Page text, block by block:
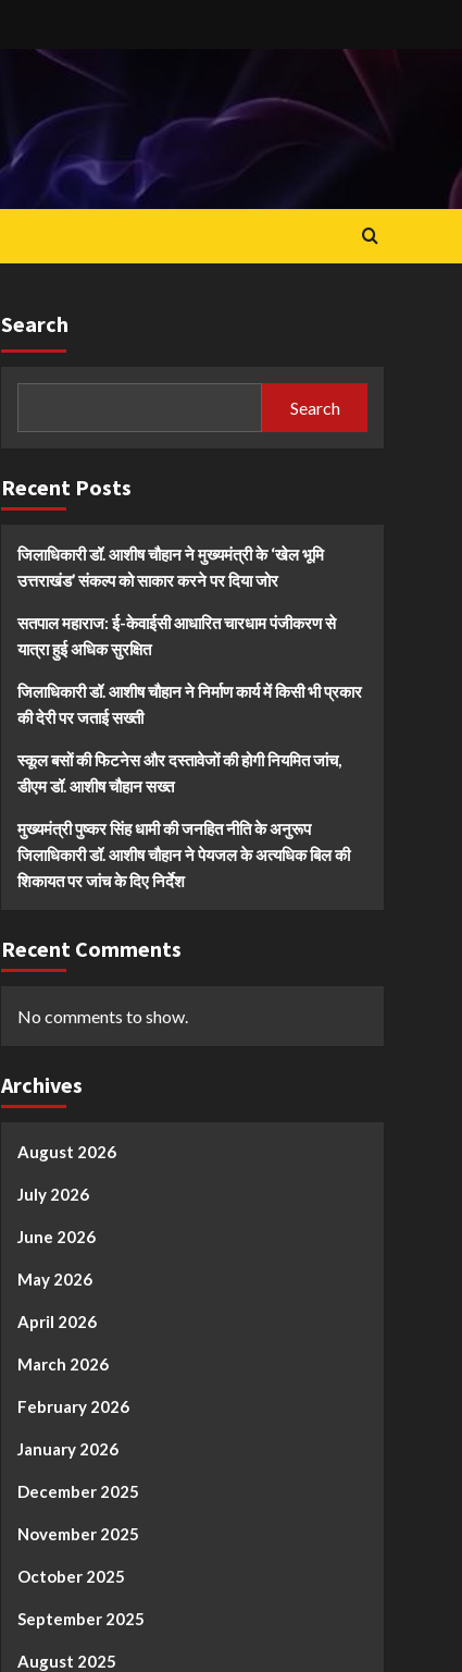
Search
Search
Recent Posts
जिलाधिकारी डॉ. आशीष चौहान ने मुख्यमंत्री के ‘खेल भूमि
उत्तराखंड’ संकल्प को साकार करने पर दिया जोर
सतपाल महाराज: ई-केवाईसी आधारित चारधाम पंजीकरण से
यात्रा हुई अधिक सुरक्षित
जिलाधिकारी डॉ. आशीष चौहान ने निर्माण कार्य में किसी भी प्रकार
की देरी पर जताई सख्ती
स्कूल बसों की फिटनेस और दस्तावेजों की होगी नियमित जांच,
डीएम डॉ. आशीष चौहान सख्त
मुख्यमंत्री पुष्कर सिंह धामी की जनहित नीति के अनुरूप
जिलाधिकारी डॉ. आशीष चौहान ने पेयजल के अत्यधिक बिल की
शिकायत पर जांच के दिए निर्देश
Recent Comments
No comments to show.
Archives
August 2026
July 2026
June 2026
May 2026
April 2026
March 2026
February 2026
January 2026
December 2025
November 2025
October 2025
September 2025
August 2025